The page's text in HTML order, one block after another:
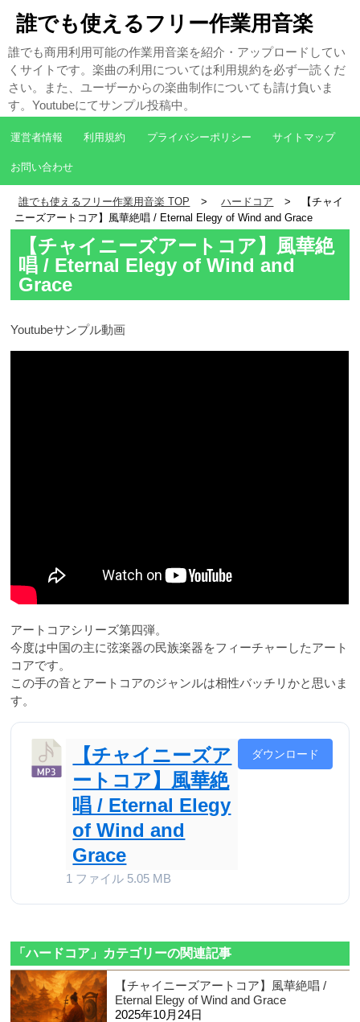
誰でも使えるフリー作業用音楽
誰でも商用利用可能の作業用音楽を紹介・アップロードしてい
くサイトです。楽曲の利用については利用規約を必ず一読くだ
さい。また、ユーザーからの楽曲制作についても請け負いま
す。Youtubeにてサンプル投稿中。
運営者情報 利用規約 プライバシーポリシー サイトマップ
お問い合わせ
誰でも使えるフリー作業用音楽 TOP ハードコア
【チャイ
ニーズアートコア】風華絶唱 / Eternal Elegy of Wind and Grace
【チャイニーズアートコア】風華絶
唱 / Eternal Elegy of Wind and
Grace
Youtubeサンプル動画
アートコアシリーズ第四弾。
今度は中国の主に弦楽器の民族楽器をフィーチャーしたアート
コアです。
この手の音とアートコアのジャンルは相性バッチリかと思いま
す。
【チャイニーズア
ートコア】風華絶
唱 / Eternal Elegy
of Wind and
Grace
1 ファイル 5.05 MB
ダウンロード
「ハードコア」カテゴリーの関連記事
【チャイニーズアートコア】風華絶唱 /
Eternal Elegy of Wind and Grace
2025年10月24日